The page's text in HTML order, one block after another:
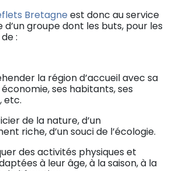
Bretagne est donc au service
d’un groupe dont les buts, pour les
:
la région d’accueil avec sa
ses habitants, ses
etc.
de la nature, d’un
riche, d’un souci de l’écologie.
des activités physiques et
à leur âge, à la saison, à la